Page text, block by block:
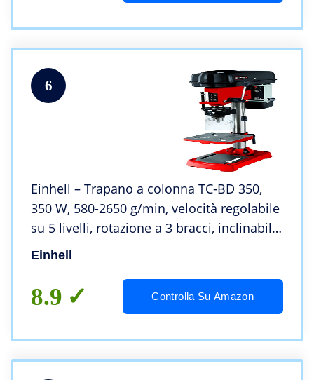
6
Einhell – Trapano a colonna TC-BD 350,
350 W, 580-2650 g/min, velocità regolabile
su 5 livelli, rotazione a 3 bracci, inclinabile
fino a 45°, orientabile e regolabile in
Einhell
8.9 Controlla Su Amazon